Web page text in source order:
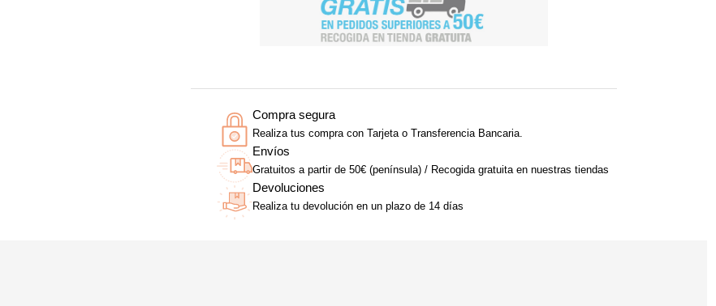
Compra segura
Realiza tus compra con Tarjeta o Transferencia Bancaria.
Envíos
Gratuitos a partir de 50€ (península) / Recogida gratuita en nuestras tiendas
Devoluciones
Realiza tu devolución en un plazo de 14 días